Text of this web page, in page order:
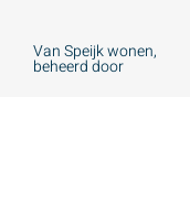
Van Speijk wonen,
beheerd door